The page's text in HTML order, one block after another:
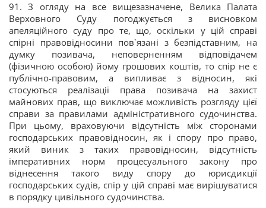
91. З огляду на все вищезазначене, Велика Палата
Верховного Суду погоджується з висновком
апеляційного суду про те, що, оскільки у цій справі
спірні правовідносини пов`язані з безпідставним, на
думку позивача, неповерненням відповідачем
(фізичною особою) йому грошових коштів, то спір не є
публічно-правовим, а випливає з відносин, які
стосуються реалізації права позивача на захист
майнових прав, що виключає можливість розгляду цієї
справи за правилами адміністративного судочинства.
При цьому, враховуючи відсутність між сторонами
господарських правовідносин, як і спору про право,
який виник з таких правовідносин, відсутність
імперативних норм процесуального закону про
віднесення такого виду спору до юрисдикції
господарських судів, спір у цій справі має вирішуватися
в порядку цивільного судочинства.